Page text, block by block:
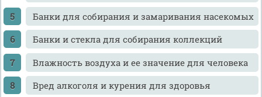
Банки для собирания и замаривания насекомых
Банки и стекла для собирания коллекций
Влажность воздуха и ее значение для человека
Вред алкоголя и курения для здоровья